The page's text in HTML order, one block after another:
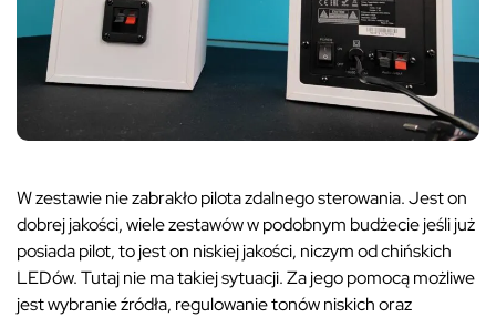
W zestawie nie zabrakło pilota zdalnego sterowania. Jest on
dobrej jakości, wiele zestawów w podobnym budżecie jeśli już
posiada pilot, to jest on niskiej jakości, niczym od chińskich
LEDów. Tutaj nie ma takiej sytuacji. Za jego pomocą możliwe
jest wybranie źródła, regulowanie tonów niskich oraz